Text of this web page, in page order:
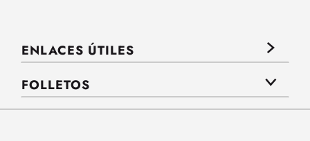
ENLACES ÚTILES
FOLLETOS